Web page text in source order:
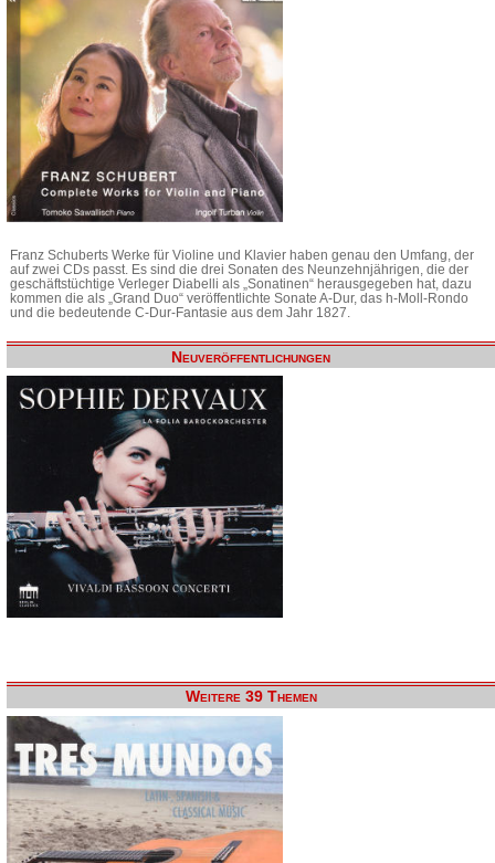
Franz Schuberts Werke für Violine und Klavier haben genau den Umfang, der
auf zwei CDs passt. Es sind die drei Sonaten des Neunzehnjährigen, die der
geschäftstüchtige Verleger Diabelli als „Sonatinen“ herausgegeben hat, dazu
kommen die als „Grand Duo“ veröffentlichte Sonate A-Dur, das h-Moll-Rondo
und die bedeutende C-Dur-Fantasie aus dem Jahr 1827.
Neuveröffentlichungen
Weitere 39 Themen